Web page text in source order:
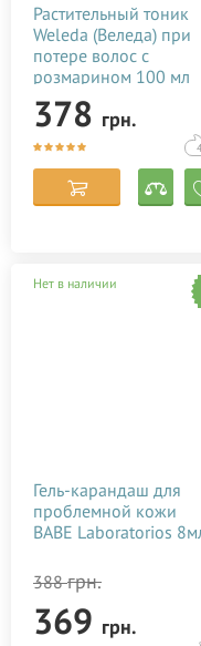
Растительный тоник
Weleda (Веледа) при
потере волос с
розмарином 100 мл
378 грн.
Нет в наличии
Гель-карандаш для
проблемной кожи
BABE Laboratorios
388грн.
369 грн.